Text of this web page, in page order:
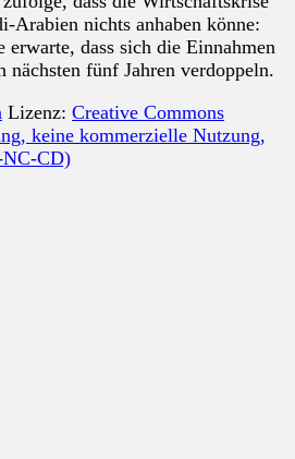
Arabien nichts anhaben könne:
erwarte, dass sich die Einnahmen
nächsten fünf Jahren verdoppeln.
Lizenz: Creative Commons
keine kommerzielle Nutzung,
NC-CD)